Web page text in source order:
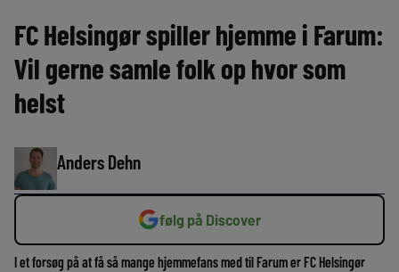
FC Helsingør spiller hjemme i Farum:
Vil gerne samle folk op hvor som
helst
Anders Dehn
følg på Discover
I et forsøg på at få så mange hjemmefans med til Farum er FC Helsingør